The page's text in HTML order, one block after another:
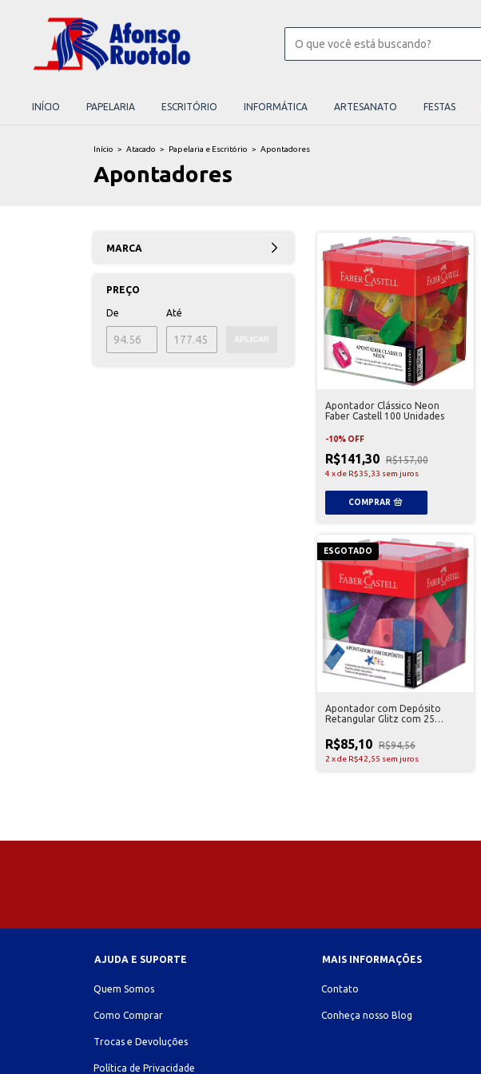
INÍCIO PAPELARIA ESCRITÓRIO INFORMÁTICA ARTESANATO FESTAS
Início > Atacado > Papelaria e Escritório > Apontadores
Apontadores
MARCA
PREÇO
De Até
APLICAR
Apontador Clássico Neon
Faber Castell 100 Unidades
-10% OFF
R$141,30 R$157,00
4 xde R$35,33 sem juros
ESGOTADO
Apontador com Depósito
Retangular Glitz com 25
R$85,10 R$94,56
2 xde R$42,55 sem juros
AJUDA E SUPORTE
Quem Somos
Como Comprar
Trocas e Devoluções
Política de Privacidade
MAIS INFORMAÇÕES
Contato
Conheça nosso Blog